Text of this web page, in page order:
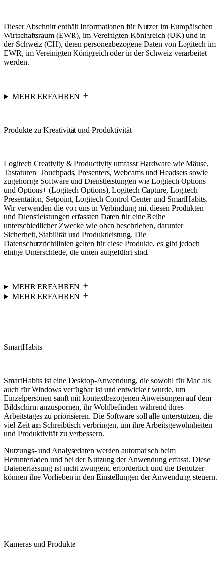
Dieser Abschnitt enthält Informationen für Nutzer im Europäischen
Wirtschaftsraum (EWR), im Vereinigten Königreich (UK) und in
der Schweiz (CH), deren personenbezogene Daten von Logitech im
EWR, im Vereinigten Königreich oder in der Schweiz verarbeitet
werden.
MEHR ERFAHREN
Produkte zu Kreativität und Produktivität
Logitech Creativity & Productivity umfasst Hardware wie Mäuse,
Tastaturen, Touchpads, Presenters, Webcams und Headsets sowie
zugehörige Software und Dienstleistungen wie Logitech Options
und Options+ (Logitech Options), Logitech Capture, Logitech
Presentation, Setpoint, Logitech Control Center und SmartHabits.
Wir verwenden die von uns in Verbindung mit diesen Produkten
und Dienstleistungen erfassten Daten für eine Reihe
unterschiedlicher Zwecke wie oben beschrieben, darunter
Sicherheit, Stabilität und Produktleistung. Die
Datenschutzrichtlinien gelten für diese Produkte, es gibt jedoch
einige Unterschiede, die unten aufgeführt sind.
MEHR ERFAHREN
MEHR ERFAHREN
SmartHabits
SmartHabits ist eine Desktop-Anwendung, die sowohl für Mac als
auch für Windows verfügbar ist und entwickelt wurde, um
Einzelpersonen sanft mit kontextbezogenen Anweisungen auf dem
Bildschirm anzuspornen, ihr Wohlbefinden während ihres
Arbeitstages zu priorisieren. Die Software soll alle unterstützen, die
viel Zeit am Schreibtisch verbringen, um ihre Arbeitsgewohnheiten
und Produktivität zu verbessern.
Nutzungs- und Analysedaten werden automatisch beim
Herunterladen und bei der Nutzung der Anwendung erfasst. Diese
Datenerfassung ist nicht zwingend erforderlich und die Benutzer
können ihre Vorlieben in den Einstellungen der Anwendung steuern.
Kameras und Produkte